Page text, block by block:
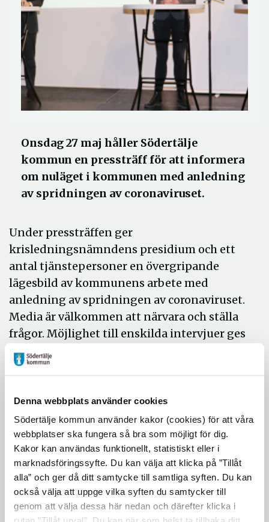
Denna webbplats använder cookies
Södertälje kommun använder kakor (cookies) för att våra
webbplatser ska fungera så bra som möjligt för dig.
Kakor kan användas funktionellt, statistiskt eller i
marknadsföringssyfte. Du kan välja att klicka på ”Tillåt
alla” och ger då ditt samtycke till samtliga syften. Du kan
också välja att uppge vilka syften du samtycker till
genom att välja dessa här nedan och därefter klicka i
Onsdag 27 maj håller Södertälje
kommun en pressträff för att informera
om nuläget i kommunen med anledning
av spridningen av coronaviruset.
Under pressträffen ger
krisledningsnämndens presidium och ett
antal tjänstepersoner en övergripande
lägesbild av kommunens arbete med
anledning av spridningen av coronaviruset.
Media är välkommen att närvara och ställa
frågor. Möjlighet till enskilda intervjuer ges
också, efter pressträffen.
• Tid: 27 maj, 2020, klockan 11.00.
• Plats: Bakre foajén på entréplan,
Stadshuset, Nyköpingsvägen 26
• Deltagande: krisledningsnämndens
presidium; Boel Godner (S), Tage
Gripenstam (C), Alexander Rosenberg (M)
samt ett antal tjänstepersoner.
Pressträffen kommer att sändas live, via